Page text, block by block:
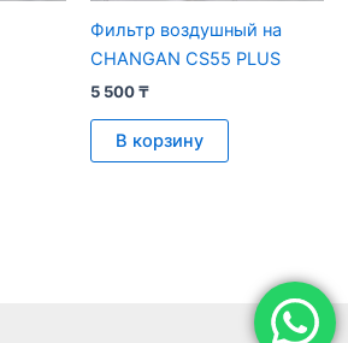
Фильтр воздушный на
CHANGAN CS55 PLUS
5 500₸
В корзину